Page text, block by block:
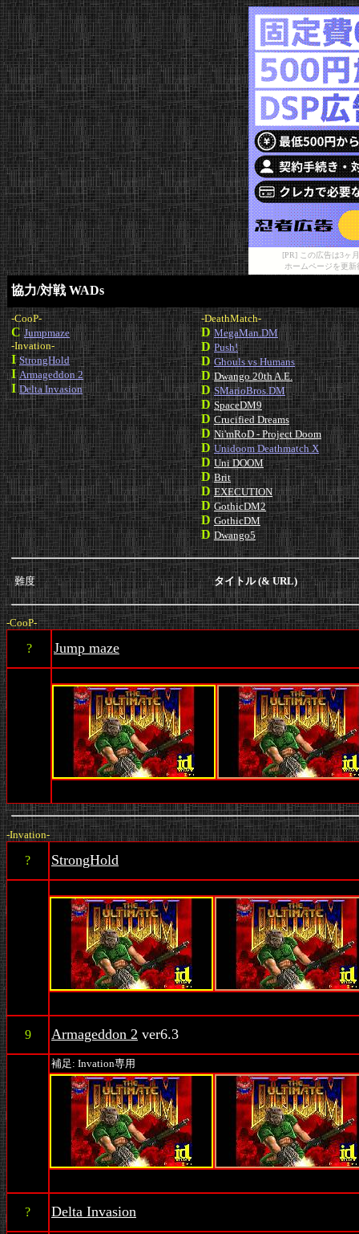
[PR] この広告は3ヶ
ホームページを更
協力/対戦 WADs
-CooP-
C Jumpmaze
-Invation-
I StrongHold
I Armageddon 2
I Delta Invasion
-DeathMatch-
D MegaMan.DM
D Push!
D Ghouls vs Humans
D Dwango 20th A.E.
D SMarioBros.DM
D SpaceDM9
D Crucified Dreams
D Ni'mRoD - Project Doom
D Unidoom Deathmatch X
D Uni DOOM
D Brit
D EXECUTION
D GothicDM2
D GothicDM
D Dwango5
難度 タイトル (& URL)
-CooP-
? Jump maze
-Invation-
? StrongHold
9 Armageddon 2 ver6.3
補足: Invation専用
? Delta Invasion